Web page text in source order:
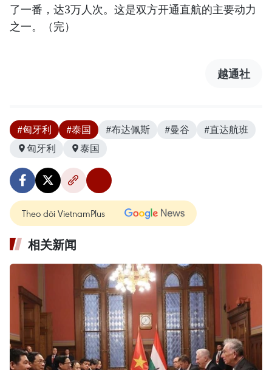
了一番，达3万人次。这是双方开通直航的主要动力
之一。（完）
越通社
#匈牙利 #泰国 #布达佩斯 #曼谷
#直达航班
匈牙利
泰国
Theo dõi VietnamPlus
相关新闻